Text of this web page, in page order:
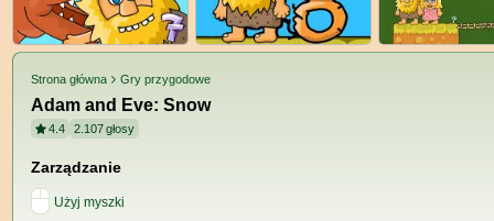
Strona główna Gry przygodowe
Adam and Eve: Snow
4.4 2.107głosy
Zarządzanie
Użyj myszki